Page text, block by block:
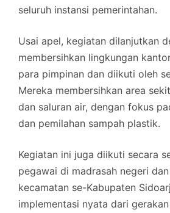
seluruh instansi pemerintahan.
Usai apel, kegiatan dilanjutkan
membersihkan lingkungan
para pimpinan dan diikuti oleh
Mereka membersihkan area
dan saluran air, dengan fokus
dan pemilahan sampah plastik.
Kegiatan ini juga diikuti secara
pegawai di madrasah negeri
kecamatan se-Kabupaten
implementasi nyata dari